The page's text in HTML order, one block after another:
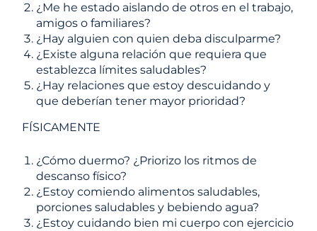
¿Me he estado aislando de otros en el trabajo,
amigos o familiares?
¿Hay alguien con quien deba disculparme?
¿Existe alguna relación que requiera que
establezca límites saludables?
¿Hay relaciones que estoy descuidando y
que deberían tener mayor prioridad?
FÍSICAMENTE
¿Cómo duermo? ¿Priorizo ​​los ritmos de
descanso físico?
¿Estoy comiendo alimentos saludables,
porciones saludables y bebiendo agua?
¿Estoy cuidando bien mi cuerpo con ejercicio